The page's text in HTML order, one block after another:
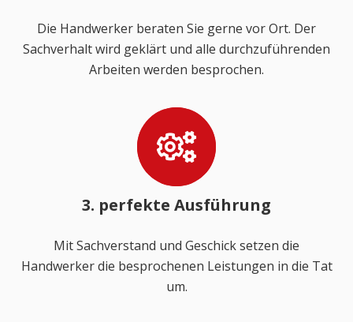
Die Handwerker beraten Sie gerne vor Ort. Der
Sachverhalt wird geklärt und alle durchzuführenden
Arbeiten werden besprochen.
3. perfekte Ausführung
Mit Sachverstand und Geschick setzen die
Handwerker die besprochenen Leistungen in die Tat
um.